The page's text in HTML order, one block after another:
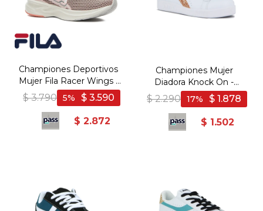
Championes Deportivos
Mujer Fila Racer Wings -
Rosado-Plata
$ 3.790 $ 3.590
5
$ 2.872
Championes Mujer
Diadora Knock On -
Blanco-Dorado
$ 2.290 $ 1.878
17
$ 1.502